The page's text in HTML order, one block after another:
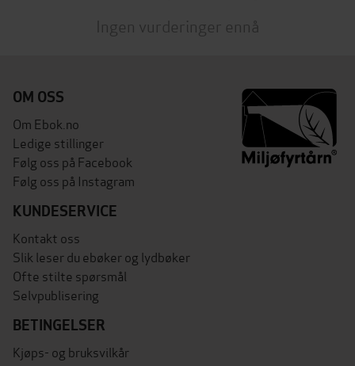
Ingen vurderinger ennå
OM OSS
Om Ebok.no
Ledige stillinger
Følg oss på Facebook
Følg oss på Instagram
KUNDESERVICE
Kontakt oss
Slik leser du ebøker og lydbøker
Ofte stilte spørsmål
Selvpublisering
BETINGELSER
Kjøps- og bruksvilkår